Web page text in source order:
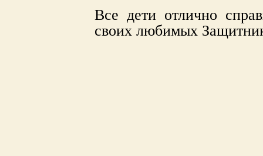
Все дети отлично
своих любимых